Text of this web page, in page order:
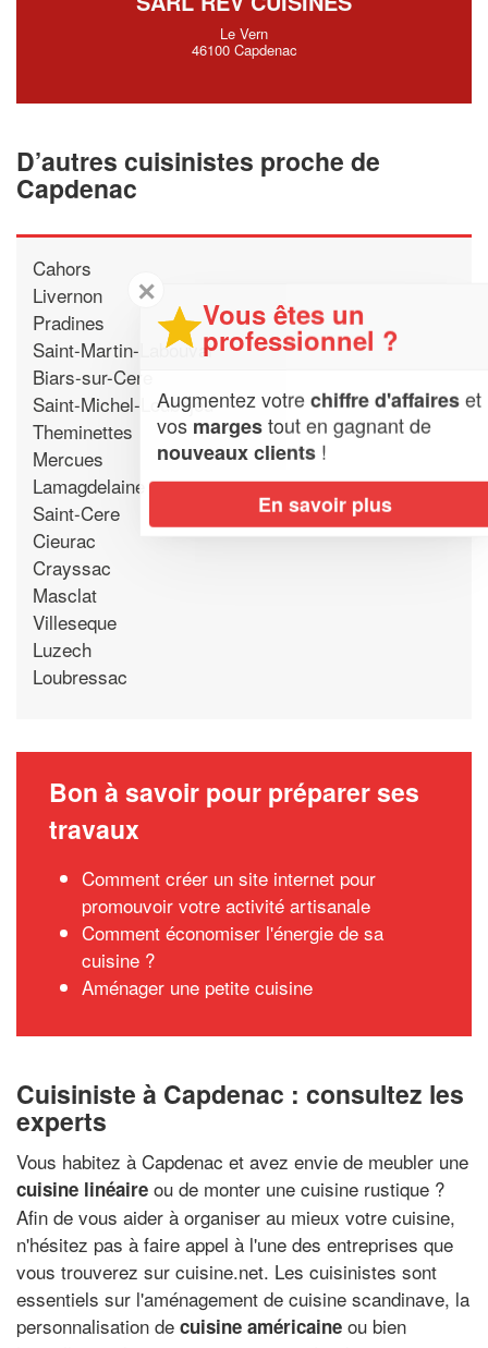
Le Vern
46100 Capdenac
D’autres cuisinistes proche de
Capdenac
Cahors
Livernon
Pradines
Saint-Martin-Labouval
Biars-sur-Cere
Saint-Michel-Loubejou
Theminettes
Mercues
Lamagdelaine
Saint-Cere
Cieurac
Crayssac
Masclat
Villeseque
Luzech
Loubressac
Bon à savoir pour préparer ses
travaux
Comment créer un site internet pour
promouvoir votre activité artisanale
Comment économiser l'énergie de sa
cuisine ?
Aménager une petite cuisine
Cuisiniste à Capdenac : consultez les
experts
Vous habitez à Capdenac et avez envie de meubler une
cuisine linéaire ou de monter une cuisine rustique ?
Afin de vous aider à organiser au mieux votre cuisine,
n'hésitez pas à faire appel à l'une des entreprises que
vous trouverez sur cuisine.net. Les cuisinistes sont
essentiels sur l'aménagement de cuisine scandinave, la
personnalisation de cuisine américaine ou bien
Vous êtes un
professionnel ?
Augmentez votrechiffre d'affaireset
vosmargestout en gagnant de
nouveaux clients!
En savoir plus